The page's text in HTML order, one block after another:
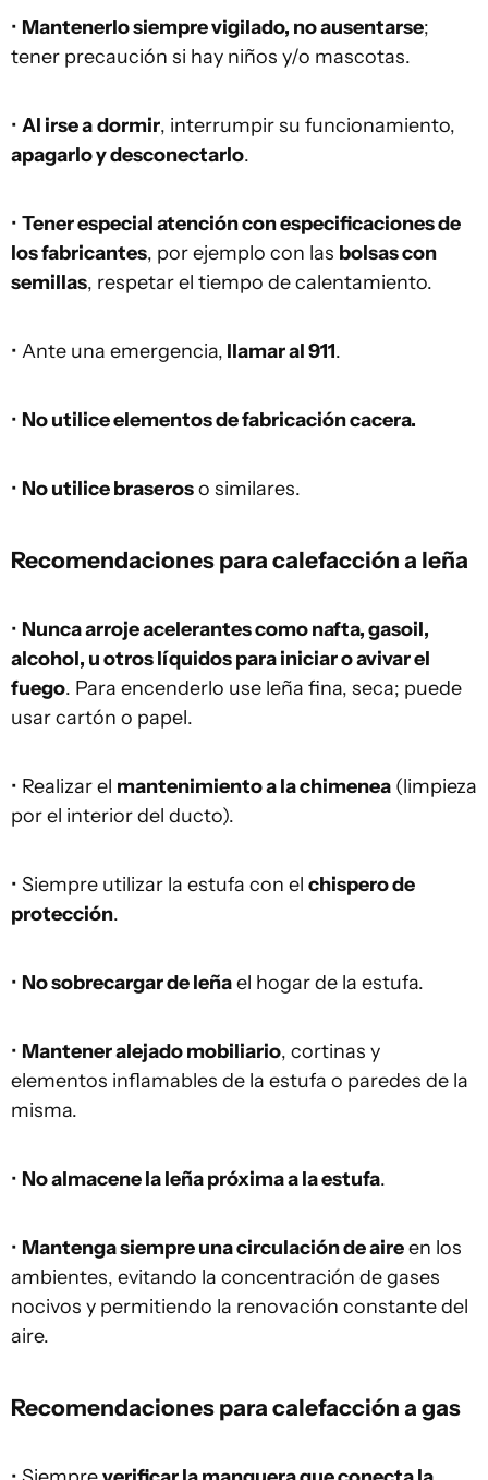
• Mantenerlo siempre vigilado, no ausentarse;
tener precaución si hay niños y/o mascotas.
• Al irse adormir, interrumpir su funcionamiento,
apagarlo y desconectarlo.
• Tener especial atención con especificaciones de
los fabricantes, por ejemplo con las bolsas con
semillas, respetar el tiempo de calentamiento.
• Ante una emergencia, llamar al 911.
• No utilice elementos de fabricación cacera.
• No utilice braseroso similares.
Recomendaciones para calefacción a leña
• Nunca arroje acelerantes como nafta, gasoil,
alcohol, u otros líquidos para iniciar o avivar el
fuego. Para encenderlo use leña fina, seca; puede
usar cartón o papel.
• Realizar el mantenimiento a la chimenea (limpieza
por el interior del ducto).
• Siempre utilizar la estufa con el chispero de
protección.
• No sobrecargar de leñael hogar de la estufa.
• Mantener alejado mobiliario, cortinas y
elementos inflamables de la estufa o paredes de la
misma.
• No almacene la leña próxima a la estufa.
• Mantenga siempre una circulación de aireen los
ambientes, evitando la concentración de gases
nocivos y permitiendo la renovación constante del
aire.
Recomendaciones para calefacción a gas